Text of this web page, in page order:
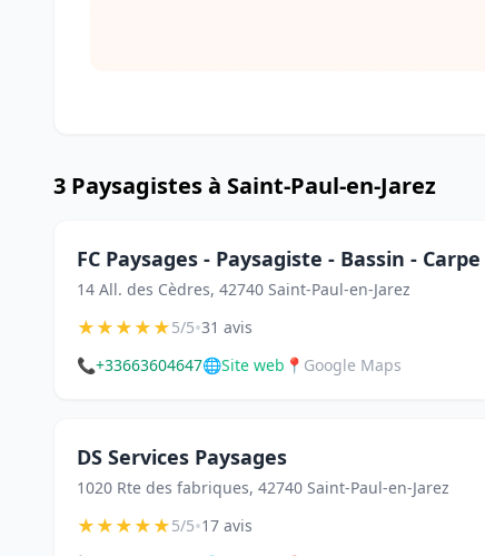
3 Paysagistes à Saint-Paul-en-Jarez
FC Paysages - Paysagiste - Bassin -
14 All. des Cèdres, 42740 Saint-Paul-en-Jarez
★★★★★5/5•31 avis
📞+33663604647🌐Site web 📍 Google Maps
DS Services Paysages
1020 Rte des fabriques, 42740 Saint-Paul-en-Jarez
★★★★★5/5•17 avis